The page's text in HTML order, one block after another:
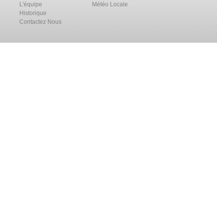
L'équipe
Historique
Contactez Nous
Météo Locale